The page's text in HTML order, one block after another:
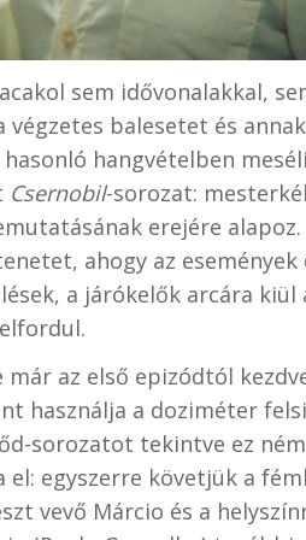
sem idővonalakkal,
balesetet és
hangvételben
Csernobil-sorozat:
erejére alapoz.
ahogy az események
a járókelők arcára kiül
az első epizódtól
használja a doziméter
sorozatot tekintve ez
egyszerre követjük a
vevő Márcio és a